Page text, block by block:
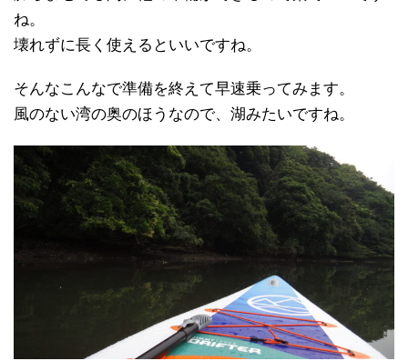
ね。
壊れずに長く使えるといいですね。
そんなこんなで準備を終えて早速乗ってみます。
風のない湾の奥のほうなので、湖みたいですね。